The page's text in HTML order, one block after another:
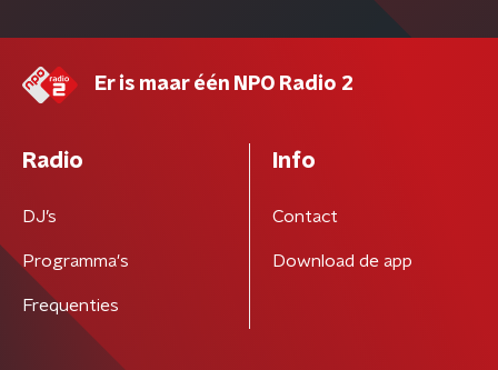
Er is maar één NPO Radio 2
Radio
DJ’s
Programma's
Frequenties
Info
Contact
Download de app